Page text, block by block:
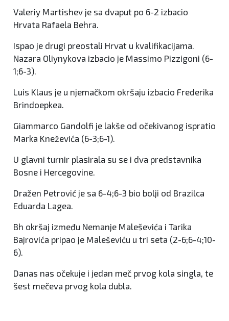
Valeriy Martishev je sa dvaput po 6-2 izbacio
Hrvata Rafaela Behra.
Ispao je drugi preostali Hrvat u kvalifikacijama.
Nazara Oliynykova izbacio je Massimo Pizzigoni (6-
1;6-3).
Luis Klaus je u njemačkom okršaju izbacio Frederika
Brindoepkea.
Giammarco Gandolfi je lakše od očekivanog ispratio
Marka Kneževića (6-3;6-1).
U glavni turnir plasirala su se i dva predstavnika
Bosne i Hercegovine.
Dražen Petrović je sa 6-4;6-3 bio bolji od Brazilca
Eduarda Lagea.
Bh okršaj između Nemanje Maleševića i Tarika
Bajrovića pripao je Maleševiću u tri seta (2-6;6-4;10-
6).
Danas nas očekuje i jedan meč prvog kola singla, te
šest mečeva prvog kola dubla.